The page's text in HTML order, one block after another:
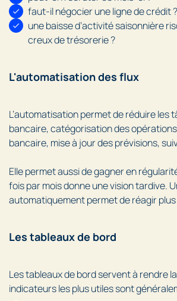
faut-il négocier une ligne de crédit ?
une baisse d’activité saisonnière
creux de trésorerie ?
L'automatisation des flux
L’automatisation permet de réduire les
bancaire, catégorisation des
bancaire, mise à jour des prévisions,
Elle permet aussi de gagner en
fois par mois donne une vision tardive.
automatiquement permet de réagir
Les tableaux de bord
Les tableaux de bord servent à rendre
indicateurs les plus utiles sont